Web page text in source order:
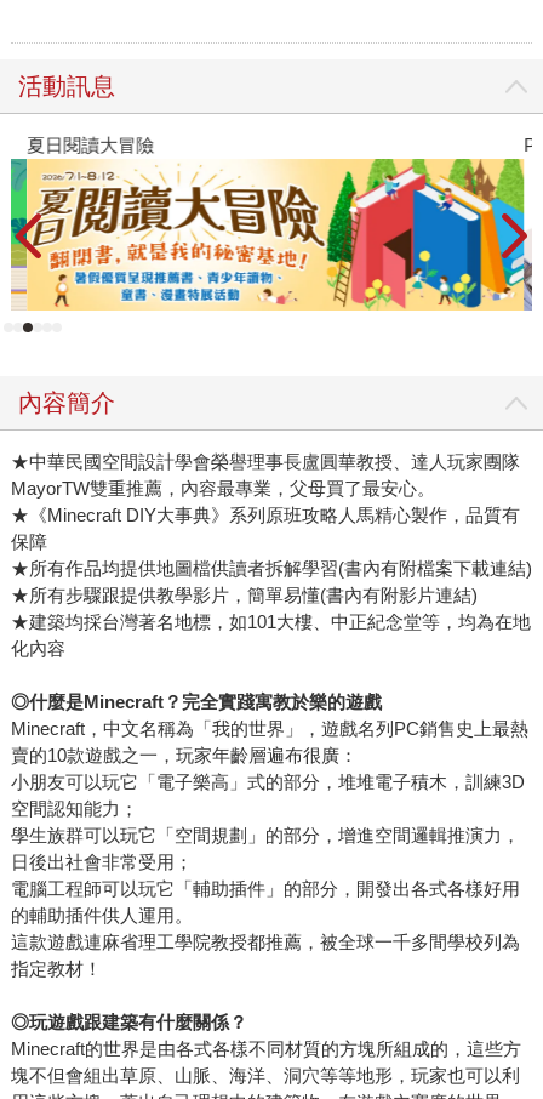
活動訊息
夏日閱讀大冒險
內容簡介
★中華民國空間設計學會榮譽理事長盧圓華教授、達人玩家團隊
MayorTW雙重推薦，內容最專業，父母買了最安心。
★《Minecraft DIY大事典》系列原班攻略人馬精心製作，品質有
保障
★所有作品均提供地圖檔供讀者拆解學習(書內有附檔案下載連結)
★所有步驟跟提供教學影片，簡單易懂(書內有附影片連結)
★建築均採台灣著名地標，如101大樓、中正紀念堂等，均為在地
化內容
◎什麼是Minecraft？完全實踐寓教於樂的遊戲
Minecraft，中文名稱為「我的世界」，遊戲名列PC銷售史上最熱
賣的10款遊戲之一，玩家年齡層遍布很廣：
小朋友可以玩它「電子樂高」式的部分，堆堆電子積木，訓練3D
空間認知能力；
學生族群可以玩它「空間規劃」的部分，增進空間邏輯推演力，
日後出社會非常受用；
電腦工程師可以玩它「輔助插件」的部分，開發出各式各樣好用
的輔助插件供人運用。
這款遊戲連麻省理工學院教授都推薦，被全球一千多間學校列為
指定教材！
◎玩遊戲跟建築有什麼關係？
Minecraft的世界是由各式各樣不同材質的方塊所組成的，這些方
塊不但會組出草原、山脈、海洋、洞穴等等地形，玩家也可以利